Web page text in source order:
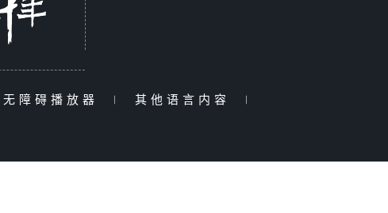
无障碍播放器 | 其他语言内容 |